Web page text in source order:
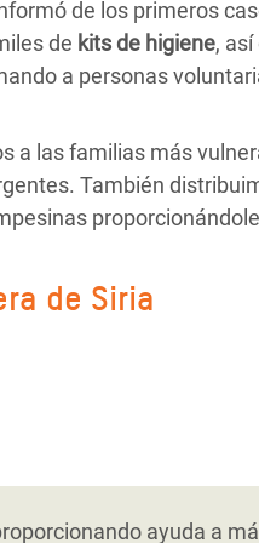
de los primeros
de kits de higiene,
a personas
a las familias más
También
de Siria
de la crisis de Siria,
el saneamiento,
empresas. En
comunidades para
nuestro trabajo para
un innovador proyecto
de refugiados
y el liderazgo de las
ayuda a